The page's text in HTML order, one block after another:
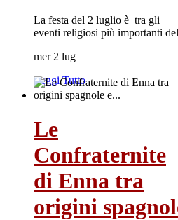
La festa del 2 luglio è tra gli
eventi religiosi più importanti
mer 2 lug
Leggi Tutto
Le
Confraternite
di Enna tra
origini